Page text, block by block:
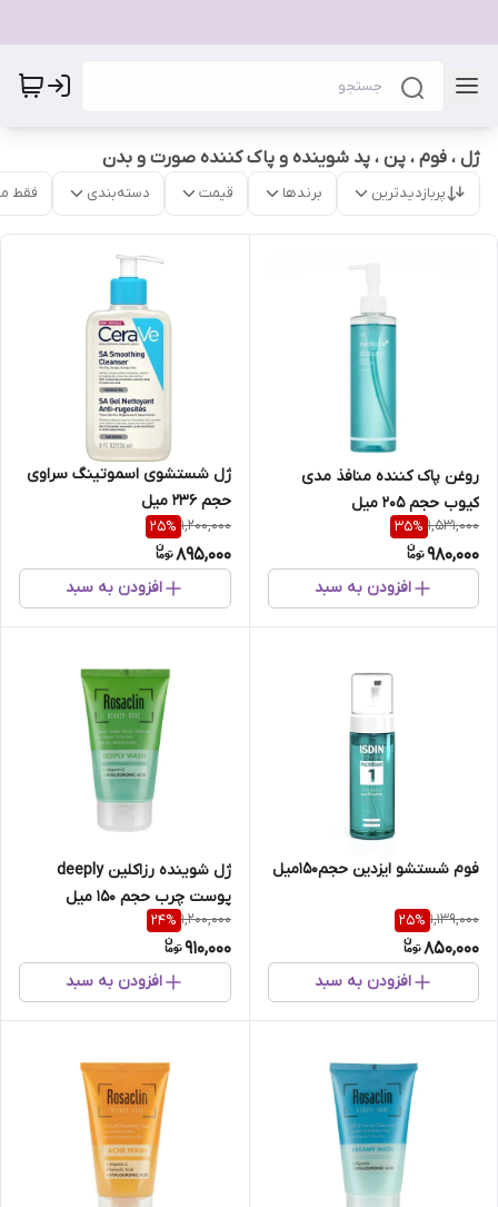
ژل ، فوم ، پن ، پد شوینده و پاک کننده صورت و بدن
پربازدیدترین برندها قیمت دسته‌بندی فقط
روغن پاک کننده منافذ مدی
کیوب حجم 205 میل
1,531,000
35%
980,000
افزودن به سبد
ژل شستشوی اسموتینگ سراوی
حجم 236 میل
1,200,000
25%
895,000
افزودن به سبد
فوم‌ شستشو ایزدین‌ حجم150میل
1,139,000
25%
850,000
افزودن به سبد
ژل شوینده رزاکلین deeply
پوست چرب حجم 150 میل
1,200,000
24%
910,000
افزودن به سبد